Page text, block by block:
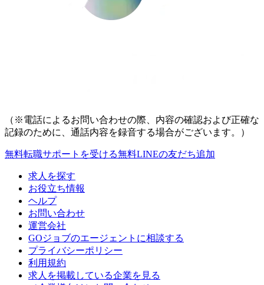
（※電話によるお問い合わせの際、内容の確認および正確な
記録のために、通話内容を録音する場合がございます。）
無料転職サポートを受ける無料LINEの友だち追加
求人を探す
お役立ち情報
ヘルプ
お問い合わせ
運営会社
GOジョブのエージェントに相談する
プライバシーポリシー
利用規約
求人を掲載している企業を見る